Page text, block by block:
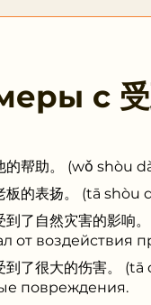
с
的帮助。 (wǒ
板的表扬。 (tā
到了自然灾害的影
от воздействия
到了很大的伤害。
повреждения.